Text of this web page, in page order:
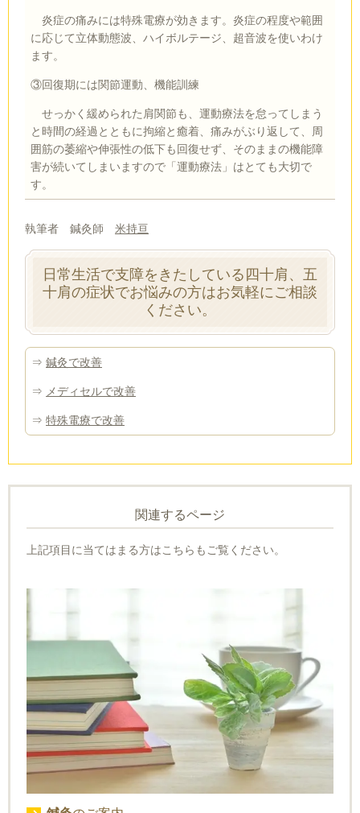
炎症の痛みには特殊電療が効きます。炎症の程度や範囲
に応じて立体動態波、ハイボルテージ、超音波を使いわけ
ます。
③回復期には関節運動、機能訓練
せっかく緩められた肩関節も、運動療法を怠ってしまう
と時間の経過とともに拘縮と癒着、痛みがぶり返して、周
囲筋の萎縮や伸張性の低下も回復せず、そのままの機能障
害が続いてしまいますので「運動療法」はとても大切で
す。
執筆者 鍼灸師 米持亘
日常生活で支障をきたしている四十肩、五
十肩の症状でお悩みの方はお気軽にご相談
ください。
⇒ 鍼灸で改善
⇒ メディセルで改善
⇒ 特殊電療で改善
関連するページ
上記項目に当てはまる方はこちらもご覧ください。